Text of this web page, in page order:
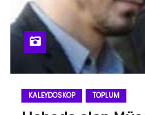
KALEYDOSKOP TOPLUM